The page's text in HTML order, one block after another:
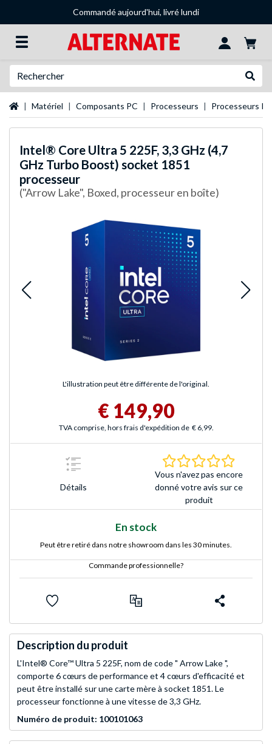
Commandé aujourd'hui, livré lundi
Page d'accueil
Matériel Composants PC Processeurs Processeurs
Intel® Core Ultra 5 225F, 3,3 GHz (4,7
GHz Turbo Boost) socket 1851
processeur
("Arrow Lake", Boxed, processeur en boîte)
L'illustration peut être différente de l'original.
€ 149,90
TVA comprise, hors frais d'expédition de € 6,99.
Détails
Vous n'avez pas encore
donné votre avis sur ce
produit
En stock
Peut être retiré dans notre showroom dans les 30 minutes.
Commande professionnelle?
Description du produit
L'Intel® Core™ Ultra 5 225F, nom de code " Arrow Lake ",
comporte 6 cœurs de performance et 4 cœurs d'efficacité et
peut être installé sur une carte mère à socket 1851. Le
processeur fonctionne à une vitesse de 3,3 GHz.
Numéro de produit: 100101063